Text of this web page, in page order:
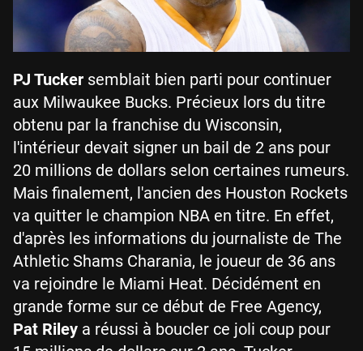
PJ Tucker semblait bien parti pour continuer
aux Milwaukee Bucks. Précieux lors du titre
obtenu par la franchise du Wisconsin,
l'intérieur devait signer un bail de 2 ans pour
20 millions de dollars selon certaines rumeurs.
Mais finalement, l'ancien des Houston Rockets
va quitter le champion NBA en titre. En effet,
d'après les informations du journaliste de The
Athletic Shams Charania, le joueur de 36 ans
va rejoindre le Miami Heat. Décidément en
grande forme sur ce début de Free Agency,
Pat Riley a réussi à boucler ce joli coup pour